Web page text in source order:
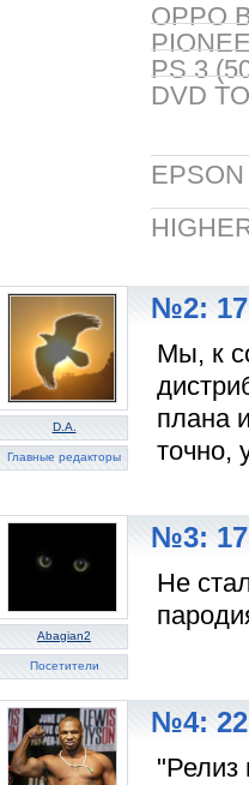
OPPO
PS 3
DVD
D.A.
Главные редакторы
№2: 17
Мы, к
плана
точно,
Abagian2
Посетители
№3: 17
Не
№4: 22
"Релиз